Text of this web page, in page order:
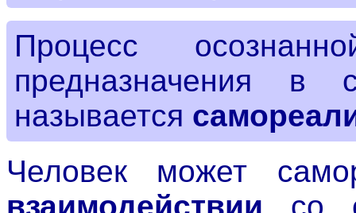
Процесс
предназначения в
называется
Человек может
взаимодействии со